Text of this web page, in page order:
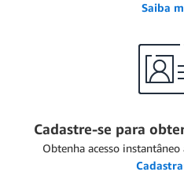
Saiba
Cadastre-se para
Obtenha acesso